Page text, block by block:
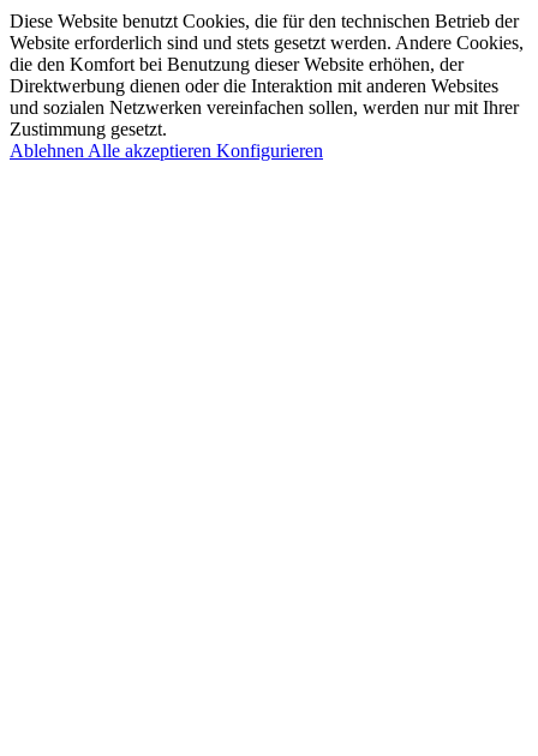
Diese Website benutzt Cookies, die für den technischen Betrieb der
Website erforderlich sind und stets gesetzt werden. Andere Cookies,
die den Komfort bei Benutzung dieser Website erhöhen, der
Direktwerbung dienen oder die Interaktion mit anderen Websites
und sozialen Netzwerken vereinfachen sollen, werden nur mit Ihrer
Zustimmung gesetzt.
Ablehnen Alle akzeptieren Konfigurieren